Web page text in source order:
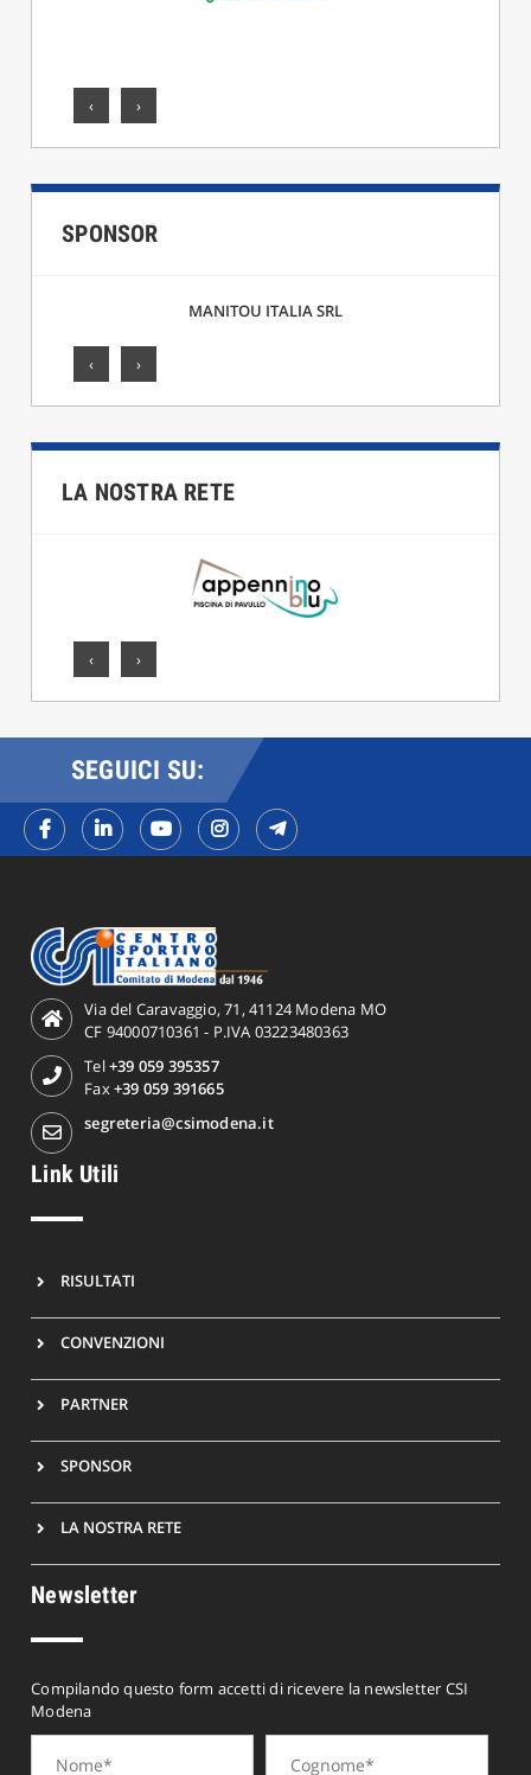
‹ ›
SPONSOR
MANITOU ITALIA SRL
‹ ›
LA NOSTRA RETE
‹ ›
SEGUICI SU:
Via del Caravaggio, 71, 41124 Modena MO
CF 94000710361 - P.IVA 03223480363
Tel+39 059 395357
Fax+39 059 391665
segreteria@csimodena.it
Link Utili
RISULTATI
CONVENZIONI
PARTNER
SPONSOR
LA NOSTRA RETE
Newsletter
Compilando questo form accetti di ricevere la newsletter CSI
Modena